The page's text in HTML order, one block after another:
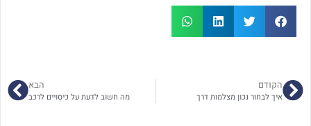
הקודם
איך לבחור נכון מצלמות דרך
הבא
מה חשוב לדעת על כיסויים לרכב